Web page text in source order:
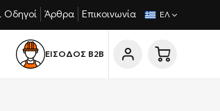
ΣΎΝΤΟΜΟΙ ΧΡΌΝΟΙ ΠΑΡΆΔΟΣΗΣ
Οδηγοί Άρθρα Επικοινωνία ΕΛ
ΕΙΣΟΔΟΣ Β2Β